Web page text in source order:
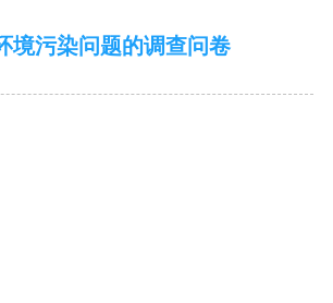
境污染问题的调查问卷